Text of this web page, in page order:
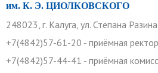
им. К. Э. ЦИОЛКОВСКОГО
248023, г. Калуга, ул. Степана
+7(4842)57-61-20 - приёмная
+7(4842)57-44-41 - приёмная